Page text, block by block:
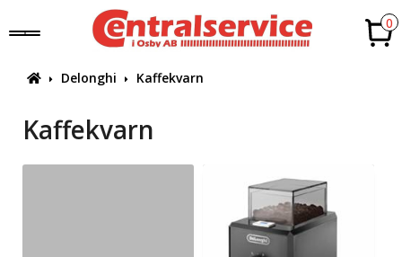
0
Delonghi Kaffekvarn
Kaffekvarn